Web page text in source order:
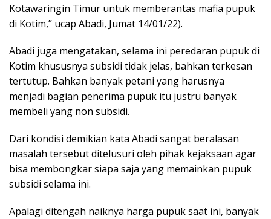
Kotawaringin Timur untuk memberantas mafia pupuk
di Kotim,” ucap Abadi, Jumat 14/01/22).
Abadi juga mengatakan, selama ini peredaran pupuk di
Kotim khususnya subsidi tidak jelas, bahkan terkesan
tertutup. Bahkan banyak petani yang harusnya
menjadi bagian penerima pupuk itu justru banyak
membeli yang non subsidi.
Dari kondisi demikian kata Abadi sangat beralasan
masalah tersebut ditelusuri oleh pihak kejaksaan agar
bisa membongkar siapa saja yang memainkan pupuk
subsidi selama ini.
Apalagi ditengah naiknya harga pupuk saat ini, banyak